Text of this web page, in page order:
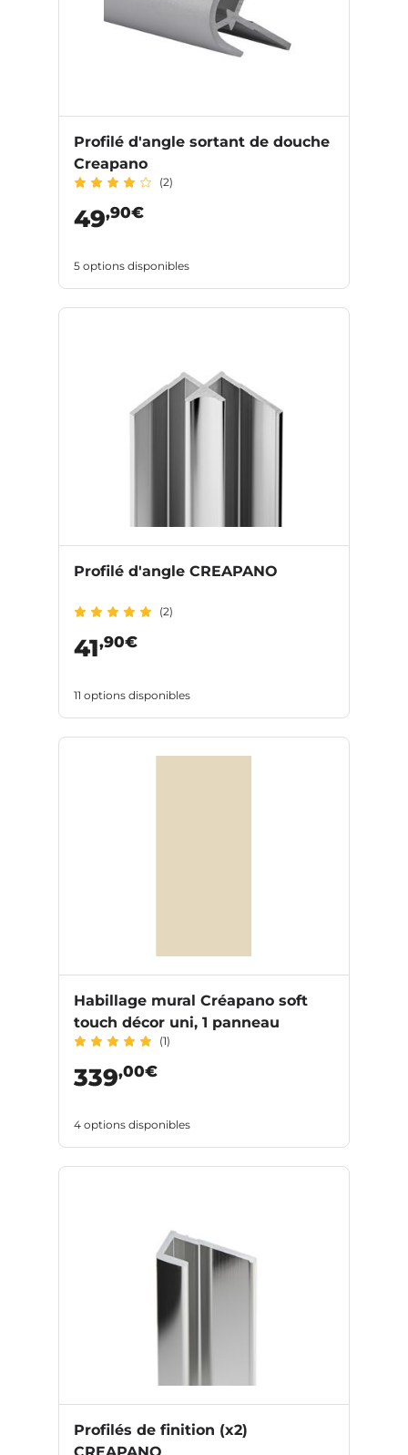
Profilé d'angle sortant de douche
Creapano
(2)
49,90€
5 options disponibles
Profilé d'angle CREAPANO
(2)
41,90€
11 options disponibles
Habillage mural Créapano soft
touch décor uni, 1 panneau
(1)
339,00€
4 options disponibles
Profilés de finition (x2)